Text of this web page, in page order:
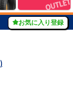
お気に入り登録
)